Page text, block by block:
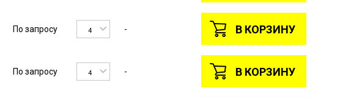
По запросу 4 - В КОРЗИНУ
По запросу 4 - В КОРЗИНУ